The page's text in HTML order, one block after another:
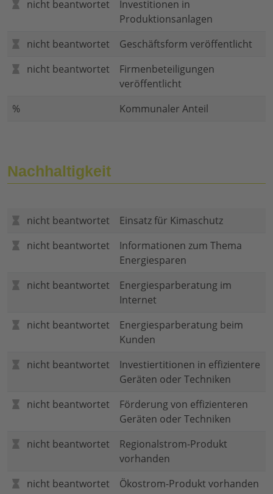
nicht beantwortet
Investitionen in
Produktionsanlagen
nicht beantwortet
Geschäftsform veröffentlicht
nicht beantwortet
Firmenbeteiligungen
veröffentlicht
%
Kommunaler Anteil
Nachhaltigkeit
nicht beantwortet
Einsatz für Kimaschutz
nicht beantwortet
Informationen zum Thema
Energiesparen
nicht beantwortet
Energiesparberatung im
Internet
nicht beantwortet
Energiesparberatung beim
Kunden
nicht beantwortet
Investiertitionen in effizientere
Geräten oder Techniken
nicht beantwortet
Förderung von effizienteren
Geräten oder Techniken
nicht beantwortet
Regionalstrom-Produkt
vorhanden
nicht beantwortet
Ökostrom-Produkt vorhanden